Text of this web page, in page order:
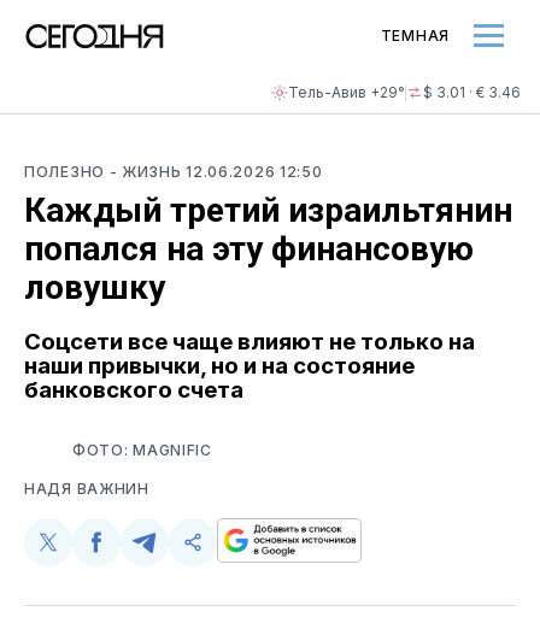
Тель-Авив +29° $ 3.01 · € 3.46
ТЕМНАЯ
ПОЛЕЗНО - ЖИЗНЬ12.06.2026 12:50
Каждый третий израильтянин
попался на эту финансовую
ловушку
Соцсети все чаще влияют не только на
наши привычки, но и на состояние
банковского счета
ФОТО: MAGNIFIC
НАДЯ ВАЖНИН
Поделиться
Twitter
Поделиться
Facebook
Поделиться
Telegram
Скопируйте
поделитесь